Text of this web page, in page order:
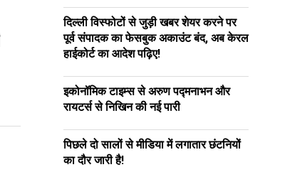
दिल्ली विस्फोटों से जुड़ी खबर शेयर करने पर
पूर्व संपादक का फेसबुक अकाउंट बंद, अब केरल
हाईकोर्ट का आदेश पढ़िए!
इकोनॉमिक टाइम्स से अरुण पद्मनाभन और
रायटर्स से निखिन की नई पारी
पिछले दो सालों से मीडिया में लगातार छंटनियों
का दौर जारी है!